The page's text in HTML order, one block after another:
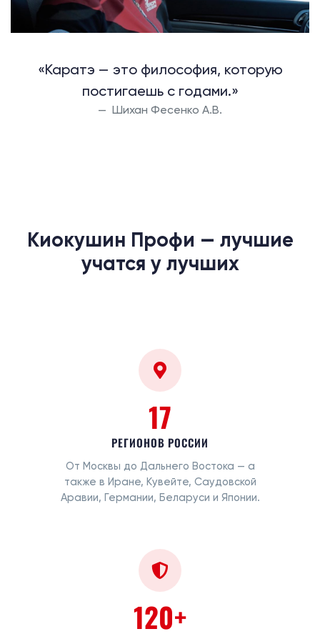
«Каратэ — это философия, которую
постигаешь с годами.»
Шихан Фесенко А.В.
Киокушин Профи — лучшие
учатся у лучших
17
РЕГИОНОВ РОССИИ
От Москвы до Дальнего Востока — а
также в Иране, Кувейте, Саудовской
Аравии, Германии, Беларуси и Японии.
120+